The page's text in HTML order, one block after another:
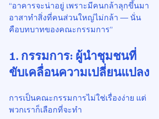
“อาคารจะน่าอยู่ เพราะมีคนกล้าลุกขึ้นมา
อาสาทำสิ่งที่คนส่วนใหญ่ไม่กล้า — นั่น
คือบทบาทของคณะกรรมการ”
1. กรรมการ: ผู้นำชุมชนที่
ขับเคลื่อนความเปลี่ยนแปลง
การเป็นคณะกรรมการไม่ใช่เรื่องง่าย แต่
พวกเราก็เลือกที่จะทำ